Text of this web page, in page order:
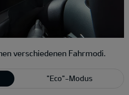
verschiedenen Fahrmodi.
"Eco"-Modus